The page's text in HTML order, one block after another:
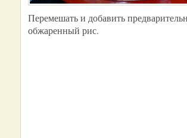
Перемешать и добавить
обжаренный рис.